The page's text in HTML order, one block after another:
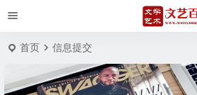
首页 信息提交